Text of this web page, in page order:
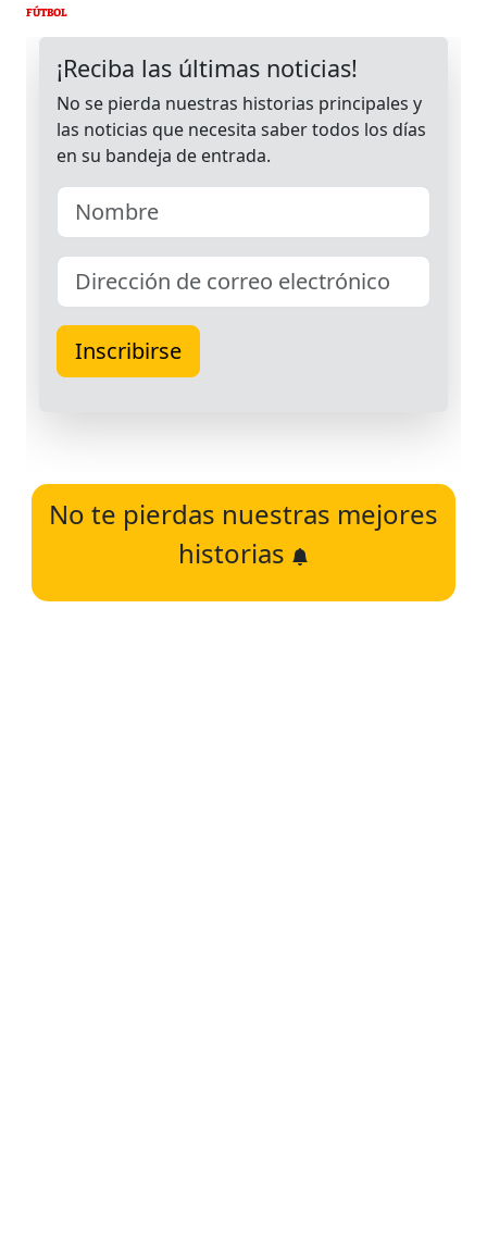
FÚTBOL
No te pierdas nuestras mejores
historias